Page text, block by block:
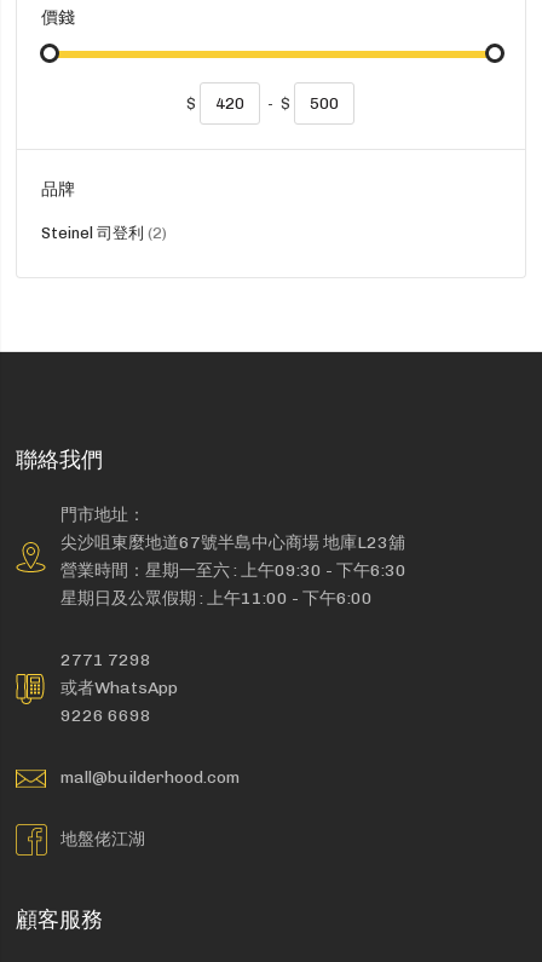
價錢
$ - $
品牌
Steinel 司登利 2貨
聯絡我們
門市地址：
尖沙咀東麼地道67號半島中心商場 地庫L23舖
營業時間：星期一至六 : 上午09:30 - 下午6:30
星期日及公眾假期 : 上午11:00 - 下午6:00
2771 7298
或者WhatsApp
9226 6698
mall@builderhood.com
地盤佬江湖
顧客服務